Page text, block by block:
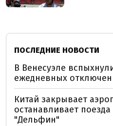
ПОСЛЕДНИЕ НОВОСТИ
В Венесуэле
ежедневных
Китай закрывает
останавливает
"Дельфин"